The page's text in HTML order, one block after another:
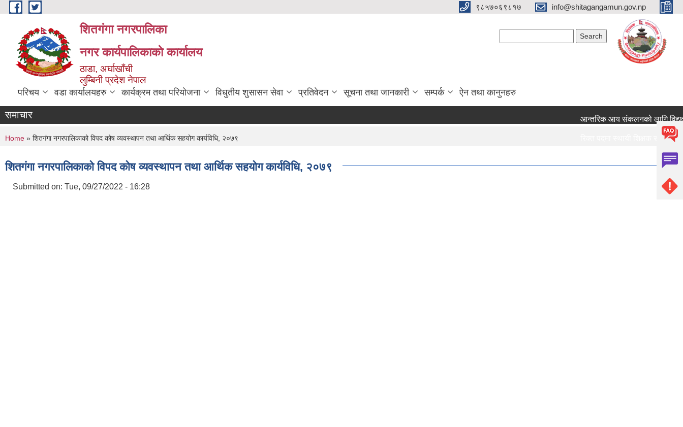
Skip to main content ९८५७०६९८१७ info@shitagangamun.gov.np
शितगंगा नगरपालिका
नगर कार्यपालिकाकाे कार्यालय
ठाडा, अर्घाखाँची
लुम्बिनी प्रदेश नेपाल
परिचय वडा कार्यालयहरु कार्यक्रम तथा परियोजना विधुतीय शुसासन सेवा प्रतिवेदन सूचना तथा जानकारी सम्पर्क ऐन तथा कानुनहरु
समाचार आन्तरिक आय संकलनको लागि
रिक्त पदमा स्थायी शिक्षक सरुवा
रिक्त पदमा स्थायी शिक्षक सरुवा
You are here
Home » शितगंगा नगरपालिकाको विपद कोष व्यवस्थापन तथा आर्थिक सहयोग कार्यविधि, २०७९
शितगंगा नगरपालिकाको विपद कोष व्यवस्थापन तथा आर्थिक सहयोग कार्यविधि, २०७९
Submitted on: Tue, 09/27/2022 - 16:28